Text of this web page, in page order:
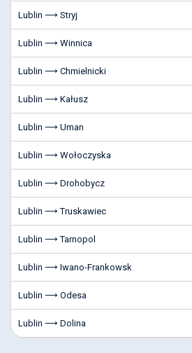
Lublin ⟶ Stryj
Lublin ⟶ Winnica
Lublin ⟶ Chmielnicki
Lublin ⟶ Kałusz
Lublin ⟶ Uman
Lublin ⟶ Wołoczyska
Lublin ⟶ Drohobycz
Lublin ⟶ Truskawiec
Lublin ⟶ Tarnopol
Lublin ⟶ Iwano-Frankowsk
Lublin ⟶ Odesa
Lublin ⟶ Dolina